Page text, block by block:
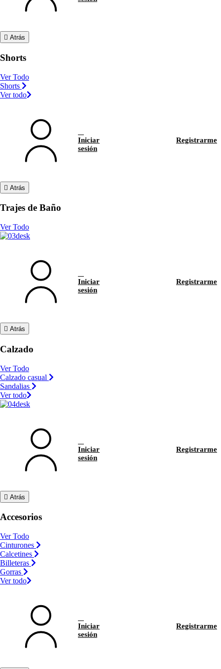
Atrás
Shorts
Ver Todo
Shorts
Ver todo
Iniciar
sesión
Registrarme
Atrás
Trajes de Baño
Ver Todo
Iniciar
sesión
Registrarme
Atrás
Calzado
Ver Todo
Calzado casual
Sandalias
Ver todo
Iniciar
sesión
Registrarme
Atrás
Accesorios
Ver Todo
Cinturones
Calcetines
Billeteras
Gorras
Ver todo
Iniciar
sesión
Registrarme